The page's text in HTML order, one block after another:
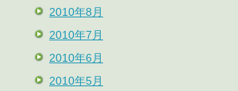
2010年8月
2010年7月
2010年6月
2010年5月